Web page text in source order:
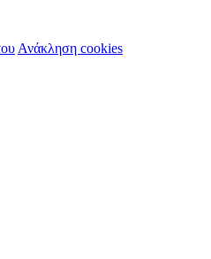
Ανάκληση cookies